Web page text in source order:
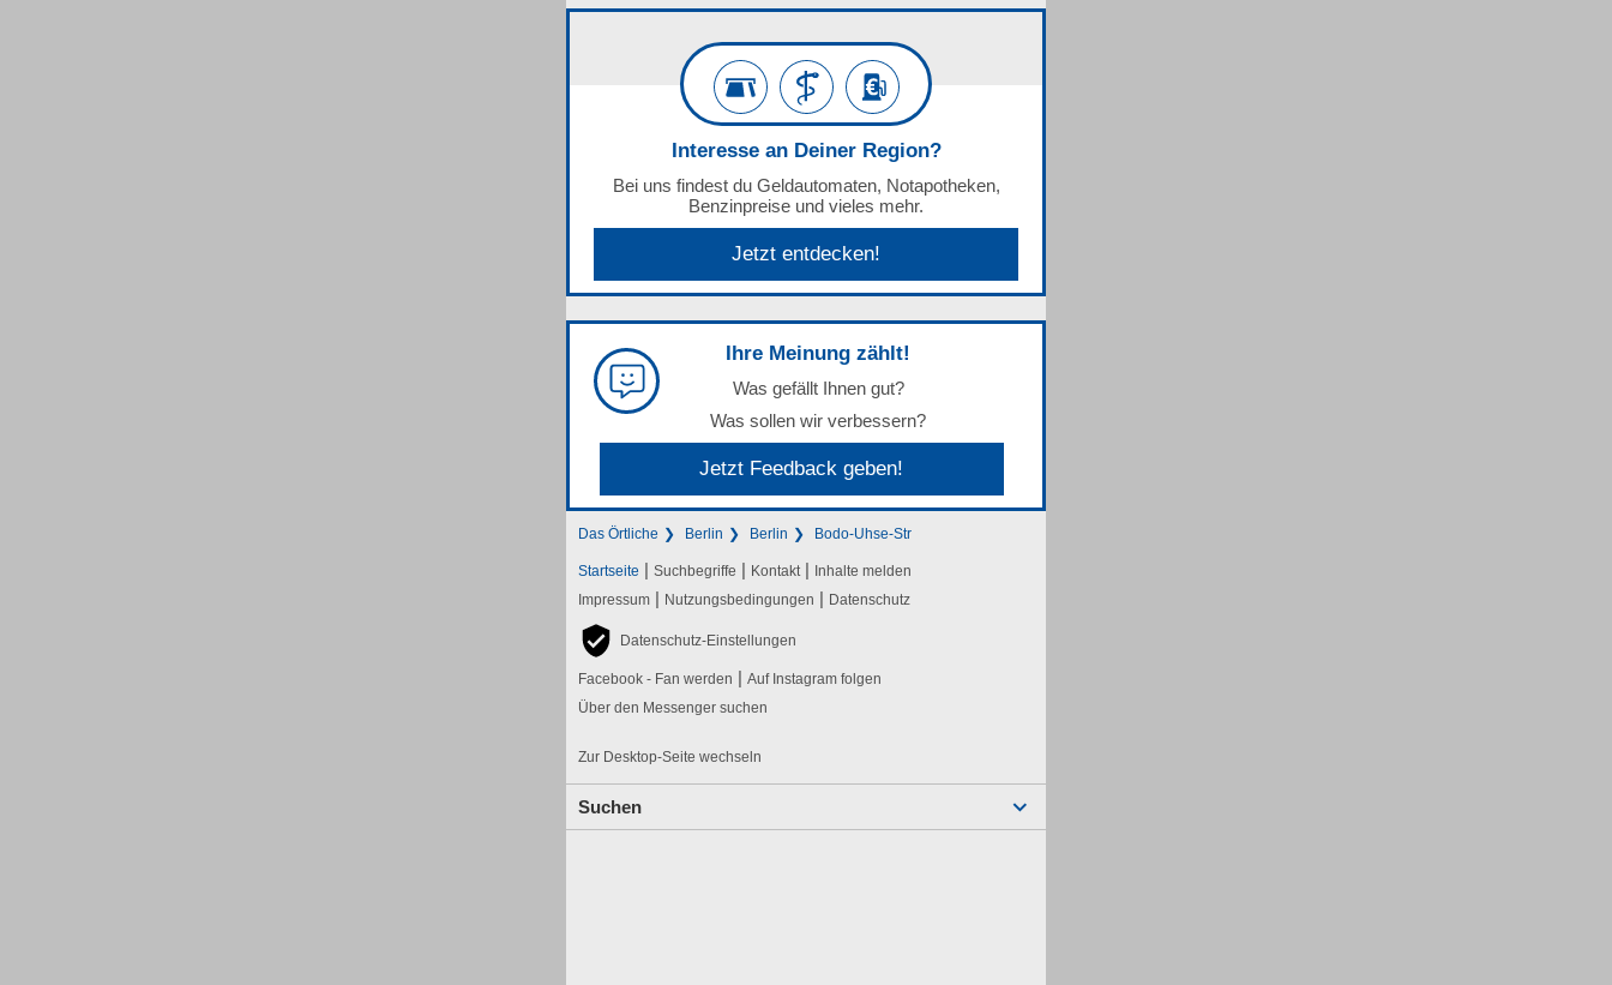
Interesse an Deiner Region?
Bei uns findest du Geldautomaten, Notapotheken,
Benzinpreise und vieles mehr.
Jetzt entdecken!
Ihre Meinung zählt!
Was gefällt Ihnen gut?
Was sollen wir verbessern?
Jetzt Feedback geben!
Das Örtliche Berlin Berlin Bodo-Uhse-Str
Startseite | Suchbegriffe | Kontakt | Inhalte melden
Impressum | Nutzungsbedingungen | Datenschutz
Datenschutz-Einstellungen
Facebook - Fan werden | Auf Instagram folgen
Über den Messenger suchen
Zur Desktop-Seite wechseln
Suchen